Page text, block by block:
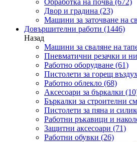
Обработка на почва (672)
Двор и градина (23)
Машини за заточване на
Довършителни работи (1446)
Назад
Машини за сваляне на
Пневматични резачки и
Работно оборудване (61)
Пистолети за горещ
Работно облекло (68)
Аксесоари за бъркалки
Бъркалки за строителни
Пистолети за пяна и
Работни ръкавици и
Защитни аксесоари (71)
Работни обувки (26)